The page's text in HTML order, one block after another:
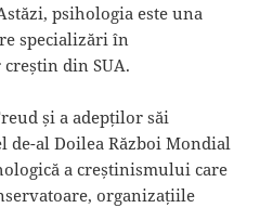
psihologia este una
specializări în
din SUA.
și a adepților săi
de-al Doilea Război Mondial
a creștinismului care
organizațiile